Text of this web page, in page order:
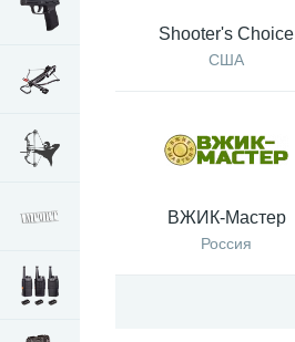
Shooter's Choice
США
ВЖИК-Мастер
Россия